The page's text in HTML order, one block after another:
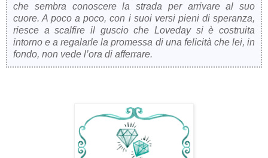
che sembra conoscere la strada per arrivare al suo
cuore. A poco a poco, con i suoi versi pieni di speranza,
riesce a scalfire il guscio che Loveday si è costruita
intorno e a regalarle la promessa di una felicità che lei, in
fondo, non vede l’ora di afferrare.